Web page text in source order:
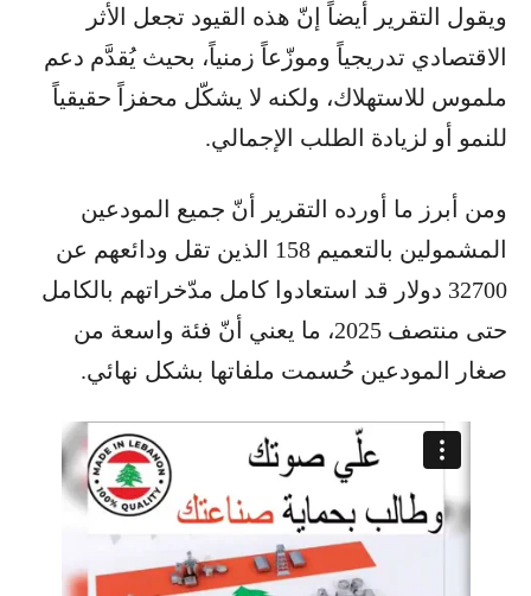
ويقول التقرير أيضاً إنّ هذه القيود تجعل الأثر
الاقتصادي تدريجياً وموزّعاً زمنياً، بحيث يُقدَّم دعم
ملموس للاستهلاك، ولكنه لا يشكّل محفزاً حقيقياً
للنمو أو لزيادة الطلب الإجمالي.
ومن أبرز ما أورده التقرير أنّ جميع المودعين
المشمولين بالتعميم 158 الذين تقل ودائعهم عن
32700 دولار قد استعادوا كامل مدّخراتهم بالكامل
حتى منتصف 2025، ما يعني أنّ فئة واسعة من
صغار المودعين حُسمت ملفاتها بشكل نهائي.